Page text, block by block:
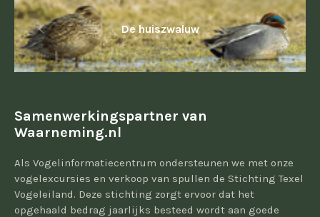
De huiszwaluw
Samenwerkingspartner van
Waarneming.nl
Als Vogelinformatiecentrum ondersteunen we met onze
vogelexcursies en verkoop van spullen de Stichting Texel
Vogeleiland. Deze stichting zorgt ervoor dat het
opgehaald bedrag jaarlijks besteed wordt aan goede